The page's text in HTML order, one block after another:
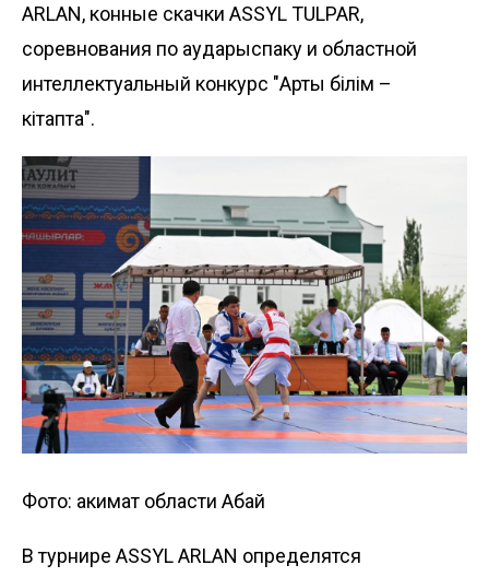
ARLAN, конные скачки ASSYL TULPAR,
соревнования по аударыспаку и областной
интеллектуальный конкурс "Артық білім –
кітапта".
Фото: акимат области Абай
В турнире ASSYL ARLAN определятся